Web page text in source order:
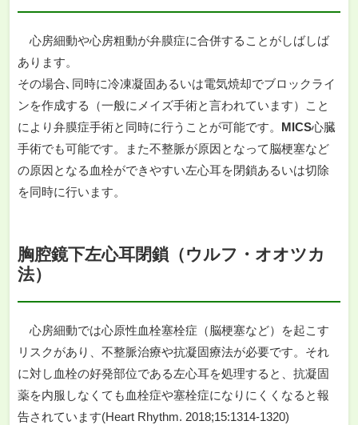
心房細動や心房粗動が弁膜症に合併することがしばしば
あります。
その場合､同時に冷凍凝固あるいは電気焼却でブロックライ
ンを作成する（一般にメイズ手術と言われています）こと
により弁膜症手術と同時に行うことが可能です。 MICS心臓
手術でも可能です。また不整脈が原因となって脳梗塞など
の原因となる血栓ができやすい左心耳を閉鎖あるいは切除
を同時に行います。
胸腔鏡下左心耳閉鎖（ウルフ・オオツカ
法）
心房細動では心原性血栓塞栓症（脳梗塞など）を起こす
リスクがあり、不整脈治療や抗凝固療法が必要です。それ
に対し血栓の好発部位である左心耳を処理すると、抗凝固
薬を内服しなくても血栓症や塞栓症になりにくくなると報
告されています(Heart Rhythm. 2018;15:1314-1320)